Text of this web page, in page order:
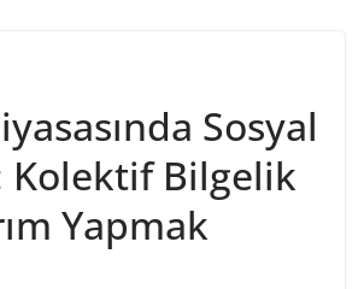
Sosyal
Kolektif Bilgelik
Yapmak